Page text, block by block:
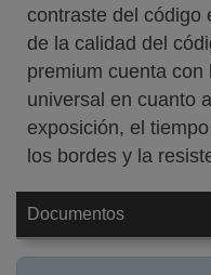
contraste del código
de la calidad del
premium cuenta
universal en cuanto
exposición, el
los bordes y la
Documentos